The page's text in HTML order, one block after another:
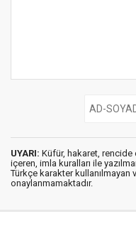
UYARI: Küfür, hakaret, rencide
içeren, imla kuralları ile
Türkçe karakter kullanılmayan
onaylanmamaktadır.